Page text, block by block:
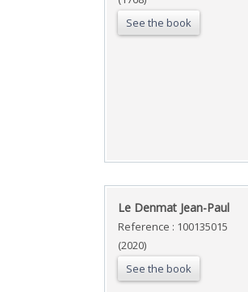
See the book
‎Le Denmat Jean-Paul‎
Reference : 100135015
(2020)
See the book